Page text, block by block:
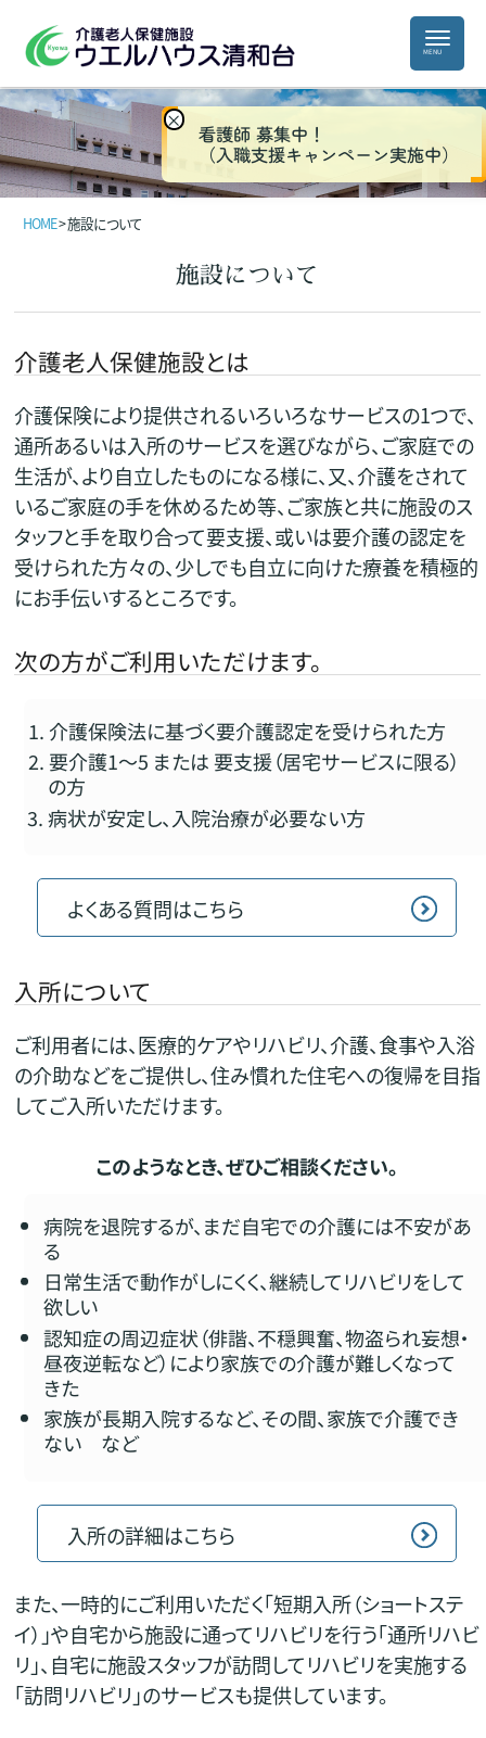
HOME>施設について
施設について
介護老人保健施設とは
介護保険により提供されるいろいろなサービスの1つで、
通所あるいは入所のサービスを選びながら、ご家庭での
生活が、より自立したものになる様に、又、介護をされて
いるご家庭の手を休めるため等、ご家族と共に施設のス
タッフと手を取り合って要支援、或いは要介護の認定を
受けられた方々の、少しでも自立に向けた療養を積極的
にお手伝いするところです。
次の方がご利用いただけます。
介護保険法に基づく要介護認定を受けられた方
要介護1～5 または 要支援（居宅サービスに限る）
の方
病状が安定し、入院治療が必要ない方
よくある質問はこちら
入所について
ご利用者には、医療的ケアやリハビリ、介護、食事や入浴
の介助などをご提供し、住み慣れた住宅への復帰を目指
してご入所いただけます。
このようなとき、ぜひご相談ください。
病院を退院するが、まだ自宅での介護には不安があ
る
日常生活で動作がしにくく、継続してリハビリをして
欲しい
認知症の周辺症状（俳諧、不穏興奮、物盗られ妄想・
昼夜逆転など）により家族での介護が難しくなって
きた
家族が長期入院するなど、その間、家族で介護でき
ない など
入所の詳細はこちら
また、一時的にご利用いただく「短期入所（ショートステ
イ）」や自宅から施設に通ってリハビリを行う「通所リハビ
リ」、自宅に施設スタッフが訪問してリハビリを実施する
「訪問リハビリ」のサービスも提供しています。
×
看護師 募集中！
（入職支援キャンペーン実施中）